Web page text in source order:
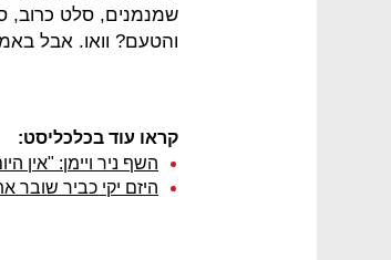
שמנמנים, סלט כרוב,
והטעם? וואו. אבל
קראו עוד בכלכליסט:
השף ניר ויימן: "אין
היזם יקי כביר שובר